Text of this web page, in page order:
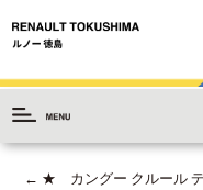
← ★ カングー クルール